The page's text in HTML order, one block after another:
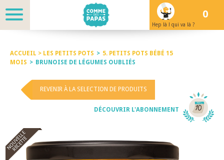
Hep là ! qui va là ?
0
ACCUEIL > LES PETITS POTS > 5. PETITS POTS BÉBÉ 15
MOIS > BRUNOISE DE LÉGUMES OUBLIÉS
REVENIR À LA SELECTION DE PRODUITS
DÉCOUVRIR L'ABONNEMENT
NOUVELLE
RECETTE